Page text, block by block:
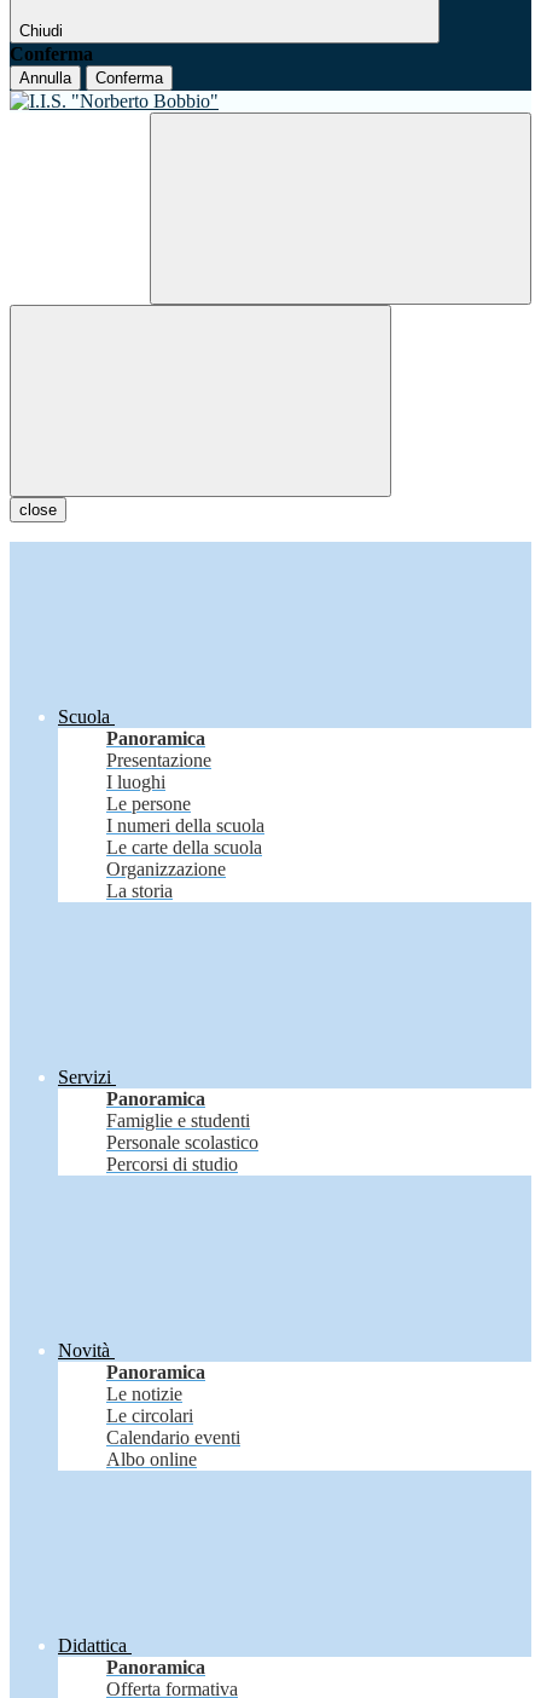
Chiudi
Conferma
Annulla Conferma
close
Scuola
Panoramica
Presentazione
I luoghi
Le persone
I numeri della scuola
Le carte della scuola
Organizzazione
La storia
Servizi
Panoramica
Famiglie e studenti
Personale scolastico
Percorsi di studio
Novità
Panoramica
Le notizie
Le circolari
Calendario eventi
Albo online
Didattica
Panoramica
Offerta formativa